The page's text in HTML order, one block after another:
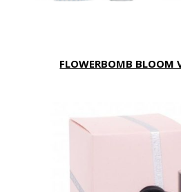
FLOWERBOMB BLOOM